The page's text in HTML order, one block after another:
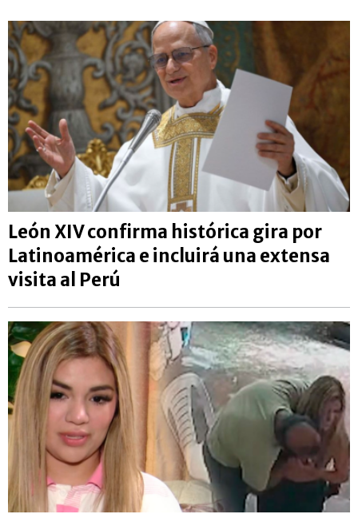
León XIV confirma histórica gira por
Latinoamérica e incluirá una extensa
visita al Perú